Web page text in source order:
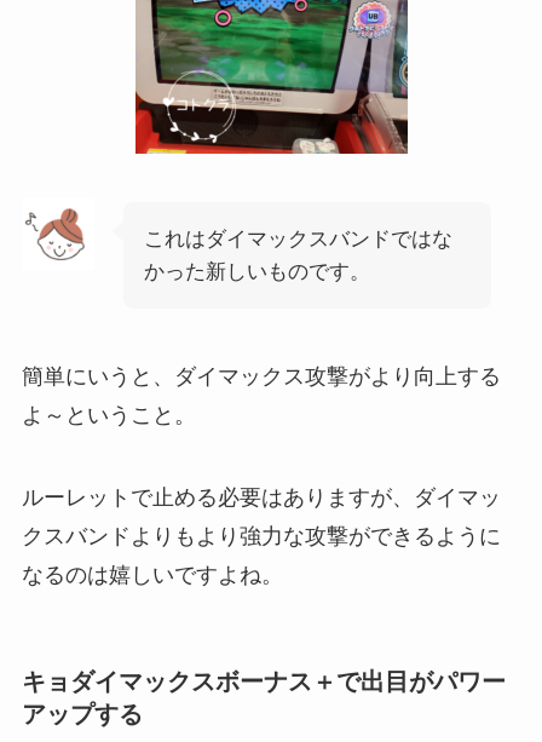
これはダイマックスバンドではな
かった新しいものです。
簡単にいうと、ダイマックス攻撃がより向上する
よ～ということ。
ルーレットで止める必要はありますが、ダイマッ
クスバンドよりもより強力な攻撃ができるように
なるのは嬉しいですよね。
キョダイマックスボーナス＋で出目がパワー
アップする